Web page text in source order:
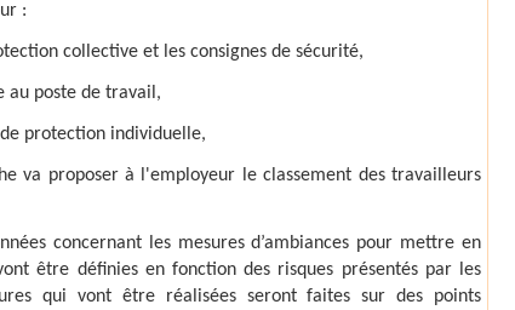
:
collective et les consignes de sécurité,
au poste de travail,
protection individuelle,
va proposer à l'employeur le classement des travailleurs
concernant les mesures d’ambiances pour mettre en
être définies en fonction des risques présentés par les
qui vont être réalisées seront faites sur des points